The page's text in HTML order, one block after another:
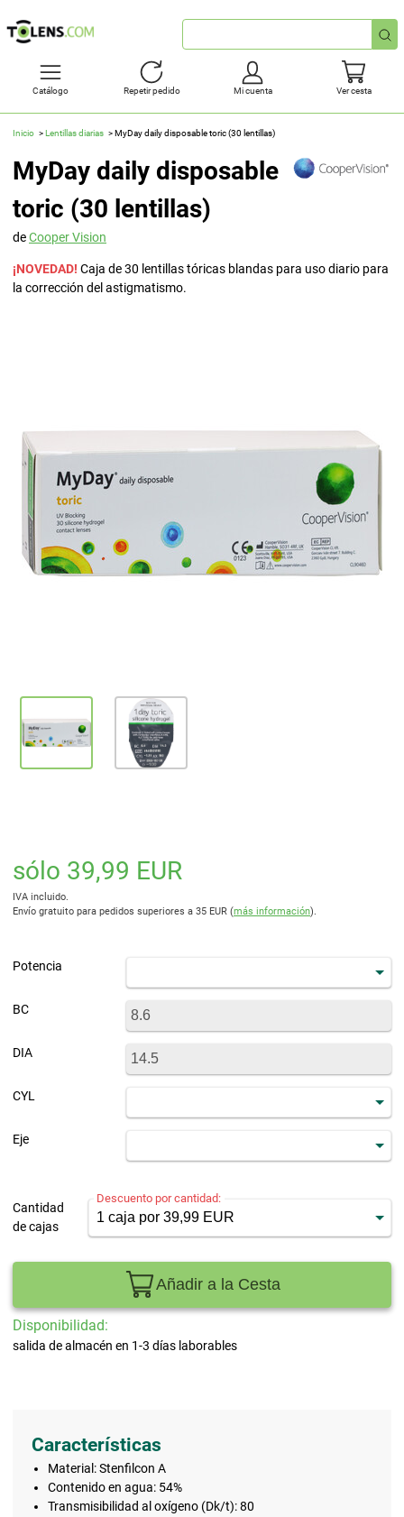
Búsqueda
rápida
Catálogo Repetir pedido Mi cuenta Ver cesta
Inicio Lentillas diarias MyDay daily disposable toric (30 lentillas)
MyDay daily disposable
toric (30 lentillas)
deCooper Vision
¡NOVEDAD! Caja de 30 lentillas tóricas blandas para uso diario para
la corrección del astigmatismo.
sólo 39,99 EUR
IVA incluido.
Envío gratuito para pedidos superiores a 35 EUR (más información).
Potencia
BC
DIA
CYL
Eje
Cantidad
de cajas
Descuento por cantidad:
Añadir a la Cesta
Disponibilidad:
salida de almacén en 1-3 días laborables
Características
Material: Stenfilcon A
Contenido en agua: 54%
Transmisibilidad al oxígeno (Dk/t): 80